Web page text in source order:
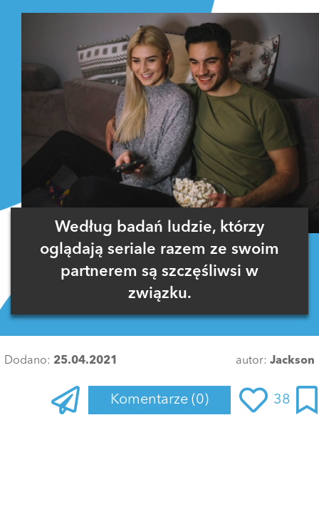
Według badań ludzie, którzy
oglądają seriale razem ze swoim
partnerem są szczęśliwsi w
związku.
Dodano: 25.04.2021 autor: Jackson
Komentarze (0) 38